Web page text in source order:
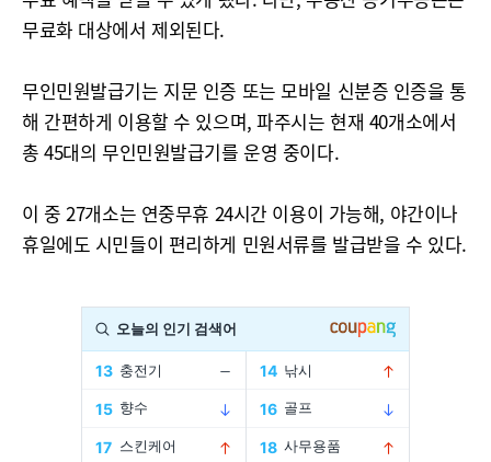
무료화 대상에서 제외된다.
무인민원발급기는 지문 인증 또는 모바일 신분증 인증을 통
해 간편하게 이용할 수 있으며, 파주시는 현재 40개소에서
총 45대의 무인민원발급기를 운영 중이다.
이 중 27개소는 연중무휴 24시간 이용이 가능해, 야간이나
휴일에도 시민들이 편리하게 민원서류를 발급받을 수 있다.